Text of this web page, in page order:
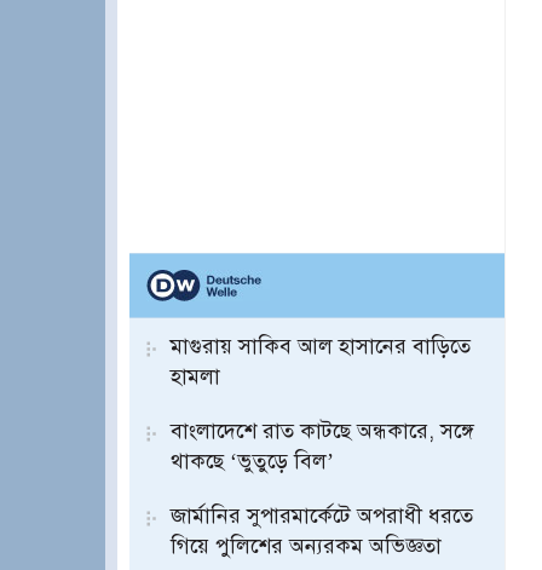
মাগুরায় সাকিব আল হাসানের বাড়িতে
হামলা
বাংলাদেশে রাত কাটছে অন্ধকারে, সঙ্গে
থাকছে ‘ভুতুড়ে বিল’
জার্মানির সুপারমার্কেটে অপরাধী ধরতে
গিয়ে পুলিশের অন্যরকম অভিজ্ঞতা